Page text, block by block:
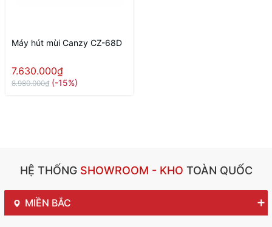
Máy hút mùi Canzy CZ-68D
7.630.000₫
8.980.000₫ (-15%)
HỆ THỐNGSHOWROOM - KHO TOÀN QUỐC
MIỀN BẮC